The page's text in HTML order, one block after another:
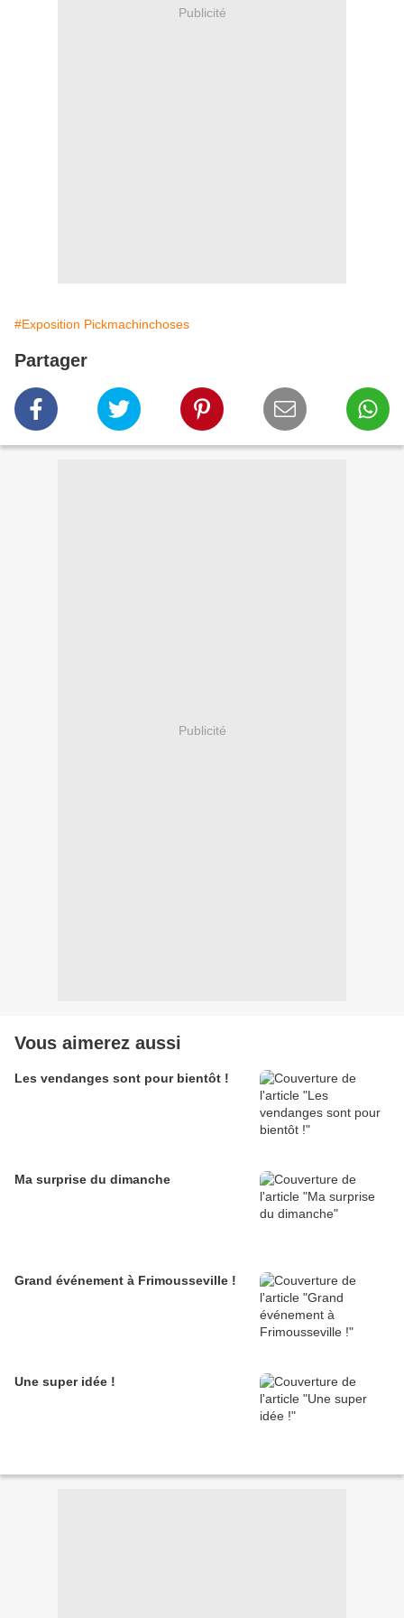
Publicité
#Exposition Pickmachinchoses
Partager
Publicité
Vous aimerez aussi
Les vendanges sont pour bientôt !
Ma surprise du dimanche
Grand événement à Frimousseville !
Une super idée !